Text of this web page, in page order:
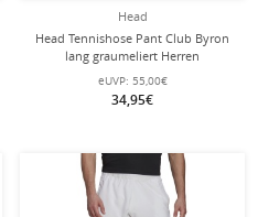
Head
Head Tennishose Pant Club Byron
lang graumeliert Herren
eUVP: 55,00€
34,95€